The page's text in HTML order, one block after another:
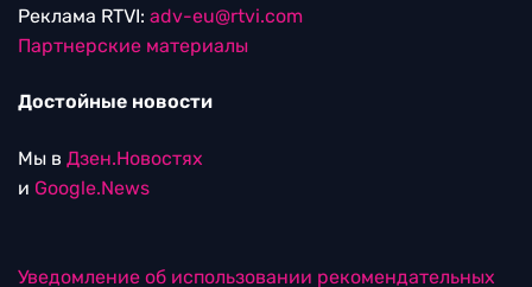
Реклама RTVI: adv-eu@rtvi.com
Партнерские материалы
Достойные новости
Мы в Дзен.Новостях
и Google.News
Уведомление об использовании рекомендательных